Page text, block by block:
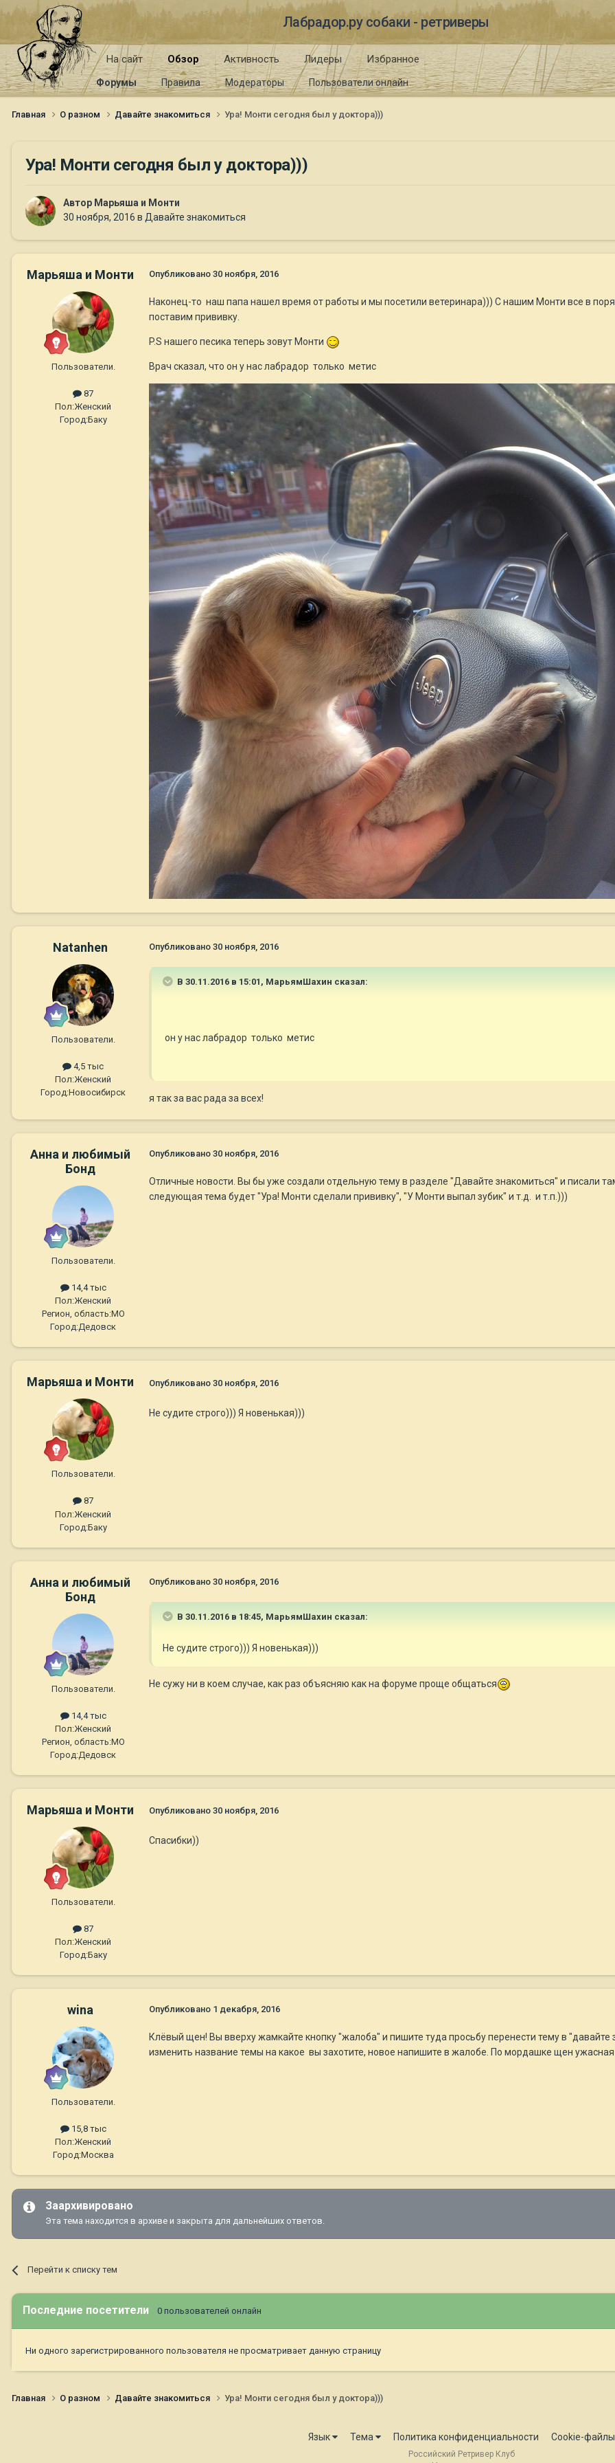
Лабрадор.ру собаки - ретриверы
На сайт Обзор
Форумы Правила Модераторы Пользователи онлайн
Активность Лидеры Избранное
Главная О разном Давайте знакомиться Ура! Монти сегодня был у доктора)))
Ура! Монти сегодня был у доктора)))
Автор Марьяша и Монти
30 ноября, 2016 в Давайте знакомиться
Марьяша и Монти
Пользователи.
87
Пол:Женский
Город:Баку
Опубликовано 30 ноября, 2016
Наконец-то наш папа нашел время от работы и мы посетили ветеринара))) С нашим Монти все в
поставим прививку.
P.S нашего песика теперь зовут Монти
Врач сказал, что он у нас лабрадор только метис
Natanhen
Пользователи.
4,5 тыс
Пол:Женский
Город:Новосибирск
Опубликовано 30 ноября, 2016
В 30.11.2016 в 15:01, МарьямШахин сказал:
он у нас лабрадор только метис
я так за вас рада за всех!
Анна и любимый
Бонд
Пользователи.
14,4 тыс
Пол:Женский
Регион, область:МО
Город:Дедовск
Опубликовано 30 ноября, 2016
Отличные новости. Вы бы уже создали отдельную тему в разделе "Давайте знакомиться" и писали
следующая тема будет "Ура! Монти сделали прививку", "У Монти выпал зубик" и т.д. и т.п.)))
Марьяша и Монти
Пользователи.
87
Пол:Женский
Город:Баку
Опубликовано 30 ноября, 2016
Не судите строго))) Я новенькая)))
Анна и любимый
Бонд
Пользователи.
14,4 тыс
Пол:Женский
Регион, область:МО
Город:Дедовск
Опубликовано 30 ноября, 2016
В 30.11.2016 в 18:45, МарьямШахин сказал:
Не судите строго))) Я новенькая)))
Не сужу ни в коем случае, как раз объясняю как на форуме проще общаться
Марьяша и Монти
Пользователи.
87
Пол:Женский
Город:Баку
Опубликовано 30 ноября, 2016
Спасибки))
wina
Пользователи.
15,8 тыс
Пол:Женский
Город:Москва
Опубликовано 1 декабря, 2016
Клёвый щен! Вы вверху жамкайте кнопку "жалоба" и пишите туда просьбу перенести тему в
изменить название темы на какое вы захотите, новое напишите в жалобе. По мордашке щен
Заархивировано
Эта тема находится в архиве и закрыта для дальнейших ответов.
Перейти к списку тем
Последние посетители 0 пользователей онлайн
Ни одного зарегистрированного пользователя не просматривает данную страницу
Главная О разном Давайте знакомиться Ура! Монти сегодня был у доктора)))
Язык Тема Политика конфиденциальности Cookie-файлы
Российский Ретривер Клуб